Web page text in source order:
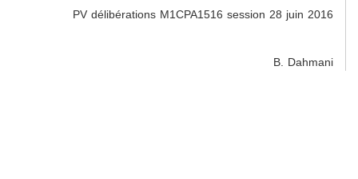
PV délibérations M1CPA1516 session 28 juin 2016
B. Dahmani